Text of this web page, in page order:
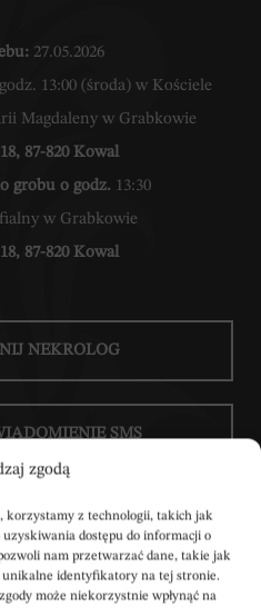
zgodą
korzystamy z technologii, takich jak
dostępu do informacji o
nam przetwarzać dane, takie jak
unikalne identyfikatory na tej stronie.
może niekorzystnie wpłynąć na
27.05.2026
13:00 (środa) w Kościele
Magdaleny w Grabkowie
87-820 Kowal
grobu o godz. 13:30
w Grabkowie
87-820 Kowal
NEKROLOG
SMS
kondolencje